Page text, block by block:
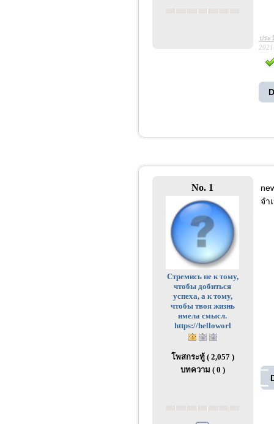
ประ
No. 1
Стремись не к тому,
чтобы добиться
успеха, а к тому,
чтобы твоя жизнь
имела смысл.
https://helloworl
โพสกระทู้ ( 2,057 )
บทความ ( 0 )
จำ